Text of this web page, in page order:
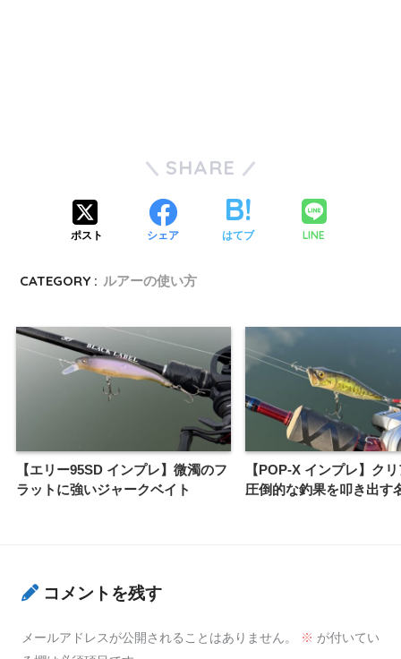
SHARE
ポスト シェア はてブ LINE
CATEGORY : ルアーの使い方
【エリー95SD インプレ】微濁のフ
ラットに強いジャークベイト
【POP-X インプレ】ク
圧倒的な釣果を叩き出す
コメントを残す
メールアドレスが公開されることはありません。 ※ が付いてい